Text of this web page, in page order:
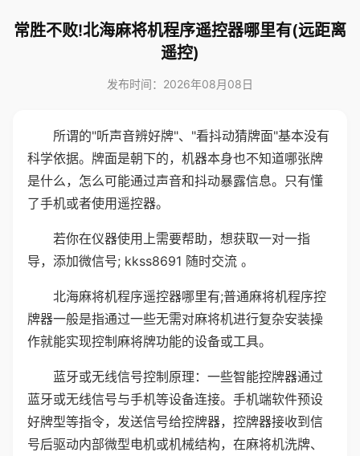
常胜不败!北海麻将机程序遥控器哪里有(远距离
遥控)
发布时间：2026年08月08日
所谓的"听声音辨好牌"、"看抖动猜牌面"基本没有
科学依据。牌面是朝下的，机器本身也不知道哪张牌
是什么，怎么可能通过声音和抖动暴露信息。只有懂
了手机或者使用遥控器。
若你在仪器使用上需要帮助，想获取一对一指
导，添加微信号; kkss8691 随时交流 。
北海麻将机程序遥控器哪里有;普通麻将机程序控
牌器一般是指通过一些无需对麻将机进行复杂安装操
作就能实现控制麻将牌功能的设备或工具。
蓝牙或无线信号控制原理：一些智能控牌器通过
蓝牙或无线信号与手机等设备连接。手机端软件预设
好牌型等指令，发送信号给控牌器，控牌器接收到信
号后驱动内部微型电机或机械结构，在麻将机洗牌、